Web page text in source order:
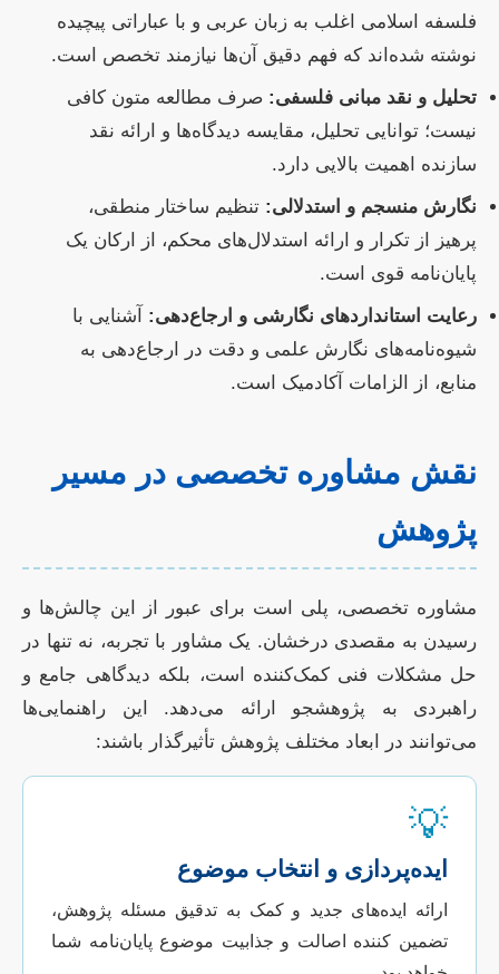
فلسفه اسلامی اغلب به زبان عربی و با عباراتی پیچیده
نوشته شده‌اند که فهم دقیق آن‌ها نیازمند تخصص است.
تحلیل و نقد مبانی فلسفی: صرف مطالعه متون کافی
نیست؛ توانایی تحلیل، مقایسه دیدگاه‌ها و ارائه نقد
سازنده اهمیت بالایی دارد.
نگارش منسجم و استدلالی: تنظیم ساختار منطقی،
پرهیز از تکرار و ارائه استدلال‌های محکم، از ارکان یک
پایان‌نامه قوی است.
رعایت استانداردهای نگارشی و ارجاع‌دهی: آشنایی با
شیوه‌نامه‌های نگارش علمی و دقت در ارجاع‌دهی به
منابع، از الزامات آکادمیک است.
نقش مشاوره تخصصی در مسیر
پژوهش
مشاوره تخصصی، پلی است برای عبور از این چالش‌ها و
رسیدن به مقصدی درخشان. یک مشاور با تجربه، نه تنها در
حل مشکلات فنی کمک‌کننده است، بلکه دیدگاهی جامع و
راهبردی به پژوهشجو ارائه می‌دهد. این راهنمایی‌ها
می‌توانند در ابعاد مختلف پژوهش تأثیرگذار باشند:
💡
ایده‌پردازی و انتخاب موضوع
ارائه ایده‌های جدید و کمک به تدقیق مسئله پژوهش،
تضمین کننده اصالت و جذابیت موضوع پایان‌نامه شما